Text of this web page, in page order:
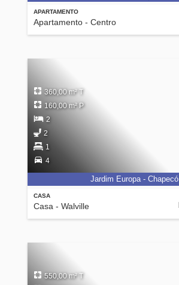
APARTAMENTO
Apartamento - Centro
CASA
Casa - Walville
360,00 m² T
160,00 m² P
2
2
1
4
Jardim Europa - Chapecó
550,00 m² T